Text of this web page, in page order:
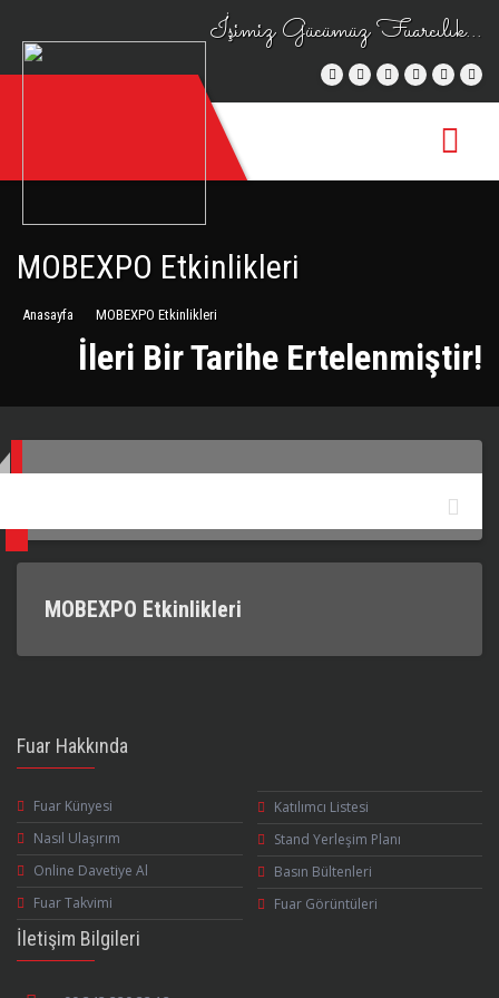
İşimiz Gücümüz Fuarcılık...
MOBEXPO Etkinlikleri
Anasayfa MOBEXPO Etkinlikleri
İleri Bir Tarihe Ertelenmiştir!
MOBEXPO Etkinlikleri
Fuar Hakkında
Fuar Künyesi
Nasıl Ulaşırım
Online Davetiye Al
Fuar Takvimi
Katılımcı Listesi
Stand Yerleşim Planı
Basın Bültenleri
Fuar Görüntüleri
İletişim Bilgileri